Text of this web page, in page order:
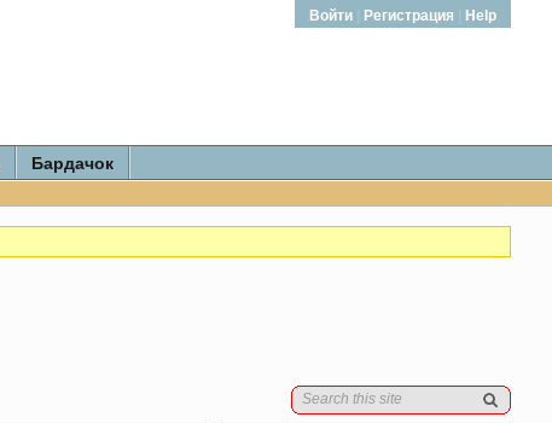
Войти Регистрация Help
Бардачок